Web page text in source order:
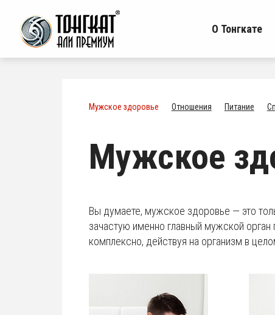
О Тонгкате
Мужское здоровье Отношения Питание
Мужское
Вы думаете, мужское здоровье — это
зачастую именно главный мужской
комплексно, действуя на организм в